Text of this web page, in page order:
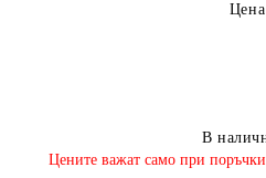
Цена
В
​Цените важат само при